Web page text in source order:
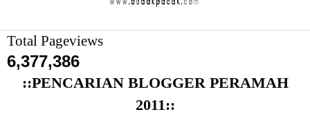
Total Pageviews
6,377,386
::PENCARIAN BLOGGER PERAMAH
2011::